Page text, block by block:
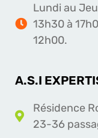
Lundi au
13h30 à
12h00.
A.S.I
Résidence
23-36